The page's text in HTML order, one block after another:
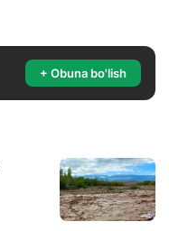
+ Obuna bo'lish